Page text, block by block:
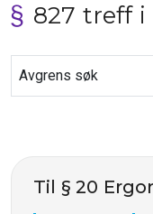
827 treff i
Avgrens søk
Til § 20